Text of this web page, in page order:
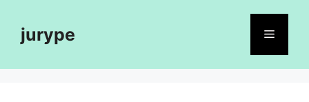
contentjurype Menu